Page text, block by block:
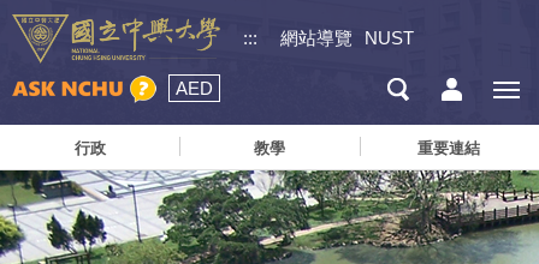
::: 網站導覽 NUST
AED
行政 教學 重要連結